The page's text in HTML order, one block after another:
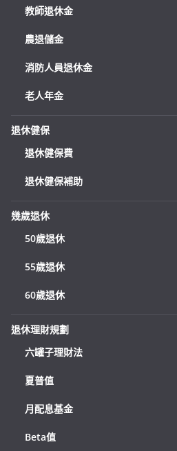
教師退休金
農退儲金
消防人員退休金
老人年金
退休健保
退休健保費
退休健保補助
幾歲退休
50歲退休
55歲退休
60歲退休
退休理財規劃
六罐子理財法
夏普值
月配息基金
Beta值